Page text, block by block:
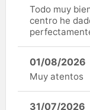
Todo muy
centro he
01/08/2026
Muy atentos
31/07/2026